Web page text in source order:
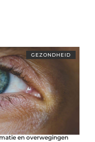
GEZONDHEID
en overwegingen